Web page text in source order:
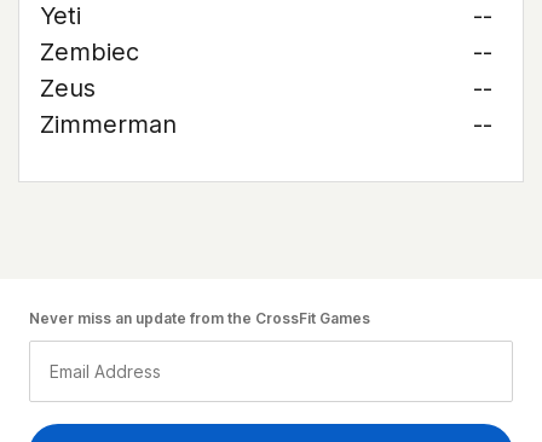
Yeti
--
Zembiec
--
Zeus
--
Zimmerman
--
Never miss an update from the CrossFit Games